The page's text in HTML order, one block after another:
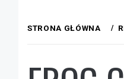
STRONA GŁÓWNA